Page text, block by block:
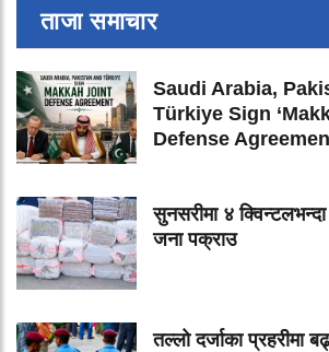
ताजा समाचार
Saudi Arabia,
Türkiye Sign
Defense
सुनसरीमा ४
जना पक्राउ
तल्लो दर्जाका प्रहरीमा